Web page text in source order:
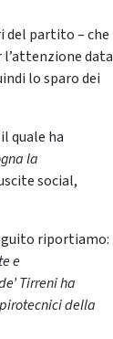
del partito – che
data
lo sparo dei
quale ha
la
social,
riportiamo:
e
Tirreni ha
della